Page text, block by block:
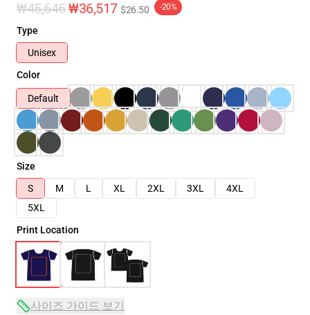
₩45,646₩36,517 $26.50 -20%
Type
Unisex
Color
Default
Size
S
M L XL 2XL 3XL
4XL
5XL
Print Location
사이즈 가이드 보기